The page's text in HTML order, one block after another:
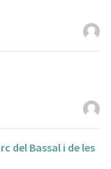
del Bassal i de les